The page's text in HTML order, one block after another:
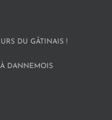
DU GÂTINAIS !
À DANNEMOIS